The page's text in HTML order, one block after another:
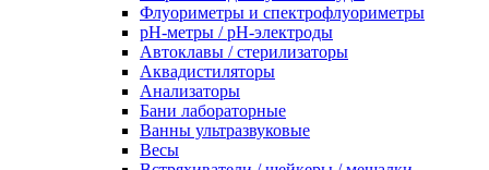
Флуориметры и спектрофлуориметры
pН-метры / рН-электроды
Автоклавы / стерилизаторы
Аквадистиляторы
Анализаторы
Бани лабораторные
Ванны ультразвуковые
Весы